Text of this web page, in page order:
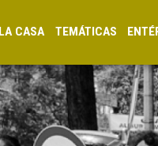
LA CASA TEMÁTICAS